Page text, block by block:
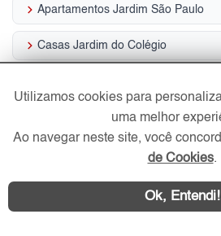
keyboard_arrow_right Apartamentos Jardim São Paulo
keyboard_arrow_right Casas Jardim do Colégio
Casas Vila Mariza Mazzei
Casas Comerciais Jardim São Paulo
Coberturas Jardim São Paulo
Utilizamos cookies para
uma melhor
Ao navegar neste site, você
de Cookies.
Ok, Entendi!